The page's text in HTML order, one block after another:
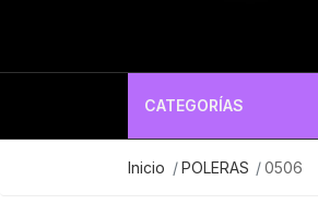
CATEGORÍAS
Inicio POLERAS 0506